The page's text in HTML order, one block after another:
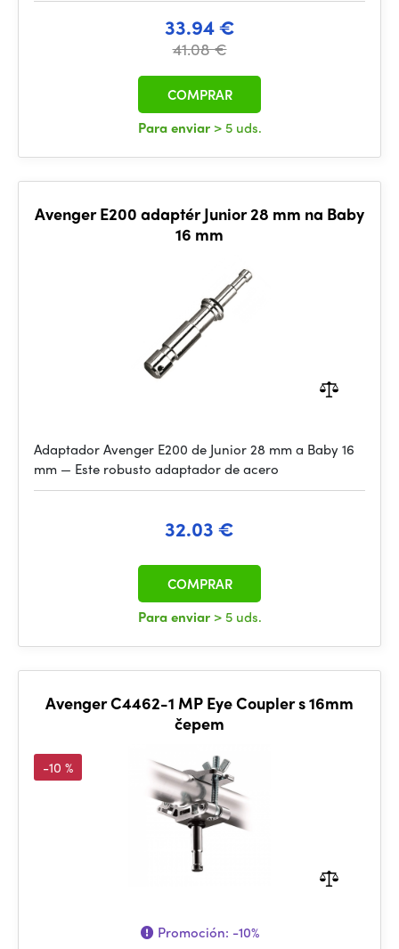
33.94 €
41.08 €
Para enviar > 5 uds.
COMPRAR
Avenger E200 adaptér Junior 28 mm na Baby
16 mm
Adaptador Avenger E200 de Junior 28 mm a Baby 16
mm — Este robusto adaptador de acero
32.03 €
Para enviar > 5 uds.
COMPRAR
Avenger C4462-1 MP Eye Coupler s 16mm
čepem
-10 %
Promoción: -10%